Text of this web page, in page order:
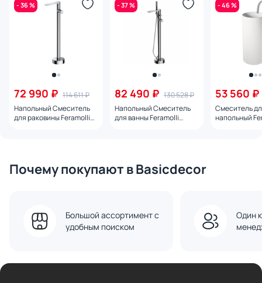
- 36 %
72 990 ₽ 114 611 ₽
Напольный Смеситель
для раковины Feramolli
- 37 %
82 490 ₽ 130 528 ₽
Напольный Смеситель
для ванны Feramolli
- 46 %
53 560 ₽
Смеситель
напольный
Почему покупают в Basicdecor
Большой ассортимент с
удобным поиском
Один